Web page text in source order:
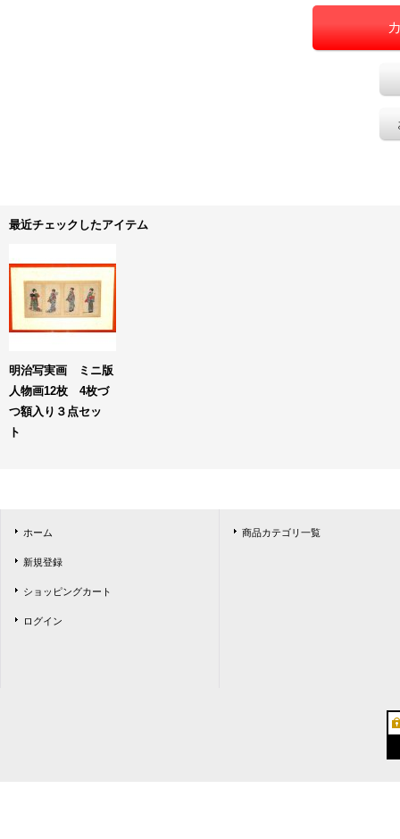
最近チェックしたアイテム
明治写実画 ミニ版
人物画12枚 4枚づ
つ額入り３点セッ
ト
ホーム
新規登録
ショッピングカート
ログイン
商品カテゴリ一覧